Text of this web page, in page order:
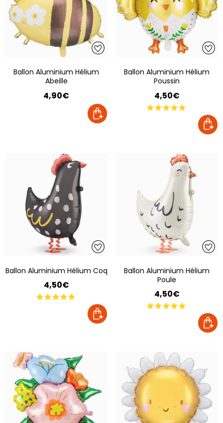
Ballon Aluminium Hélium
Abeille
4,90€
Ballon Aluminium Hélium
Poussin
4,50€
Ballon Aluminium Hélium Coq
4,50€
Ballon Aluminium Hélium
Poule
4,50€